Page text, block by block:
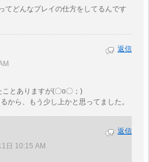
てどんなプレイの仕方をしてるんです
とありますが(〇o〇；)
から、もう少し上かと思ってました。
返信
日 10:15 AM
返信